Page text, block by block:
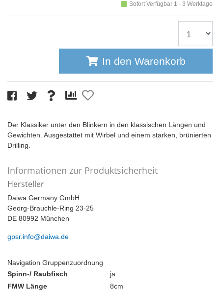
Sofort Verfügbar 1 - 3 Werktage
In den Warenkorb
Der Klassiker unter den Blinkern in den klassischen Längen und
Gewichten. Ausgestattet mit Wirbel und einem starken, brünierten
Drilling.
Informationen zur Produktsicherheit
Hersteller
Daiwa Germany GmbH
Georg-Brauchle-Ring 23-25
DE 80992 München
gpsr.info@daiwa.de
Navigation Gruppenzuordnung
Spinn-/ Raubfisch
ja
FMW Länge
8cm